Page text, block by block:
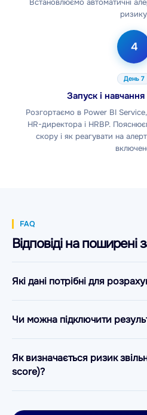
Встановлюємо автоматичні
4
День 7
Запуск і
Розгортаємо в Power BI
HR-директора і HRBP.
скору і як реагувати на
FAQ
Відповіді на поширені
Які дані потрібні для
Чи можна підключити
Як визначається ризик
score)?